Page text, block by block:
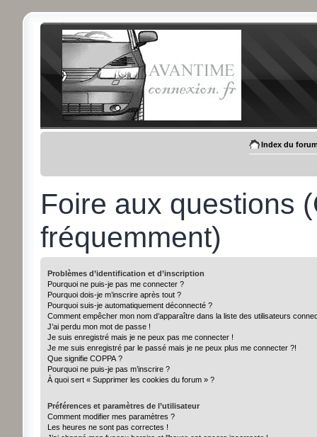
Index du
Foire aux questions
fréquemment)
Problèmes d’identification et d’inscription
Pourquoi ne puis-je pas me connecter ?
Pourquoi dois-je m’inscrire après tout ?
Pourquoi suis-je automatiquement déconnecté ?
Comment empêcher mon nom d’apparaître dans la liste des utilisateurs
J’ai perdu mon mot de passe !
Je suis enregistré mais je ne peux pas me connecter !
Je me suis enregistré par le passé mais je ne peux plus me connecter ?!
Que signifie COPPA ?
Pourquoi ne puis-je pas m’inscrire ?
À quoi sert « Supprimer les cookies du forum » ?
Préférences et paramètres de l’utilisateur
Comment modifier mes paramètres ?
Les heures ne sont pas correctes !